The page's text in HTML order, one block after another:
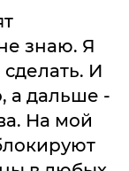
знаю. Я
И
а дальше -
На мой